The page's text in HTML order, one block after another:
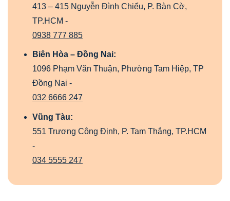
413 – 415 Nguyễn Đình Chiểu, P. Bàn Cờ,
TP.HCM -
0938 777 885
Biên Hòa – Đồng Nai:
1096 Phạm Văn Thuận, Phường Tam Hiệp, TP
Đồng Nai -
032 6666 247
Vũng Tàu:
551 Trương Công Định, P. Tam Thắng, TP.HCM
-
034 5555 247